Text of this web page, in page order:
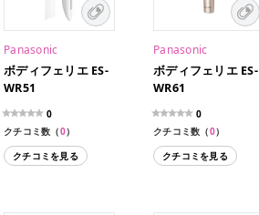
Panasonic
ボディフェリエ ES-
WR51
0
クチコミ数（0）
クチコミを見る
Panasonic
ボディフェリエ ES-
WR61
0
クチコミ数（0）
クチコミを見る